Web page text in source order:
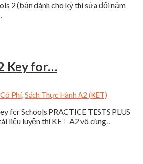
2 (bản dành cho kỳ thi sửa đổi năm
Key for…
Phí,Sách Thực Hành A2 (KET)
for Schools PRACTICE TESTS PLUS
liệu luyện thi KET-A2 vô cùng…